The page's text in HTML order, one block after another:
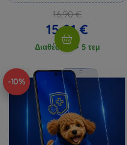
16,90 €
15,21 €
Διαθέσιμο > 5 τεμ
-10%